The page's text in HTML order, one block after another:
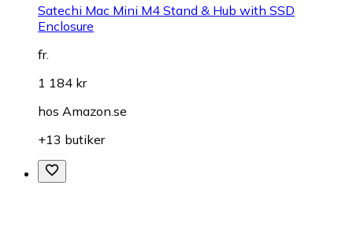
Satechi Mac Mini M4 Stand & Hub with SSD
Enclosure
fr.
1 184 kr
hos Amazon.se
+13 butiker